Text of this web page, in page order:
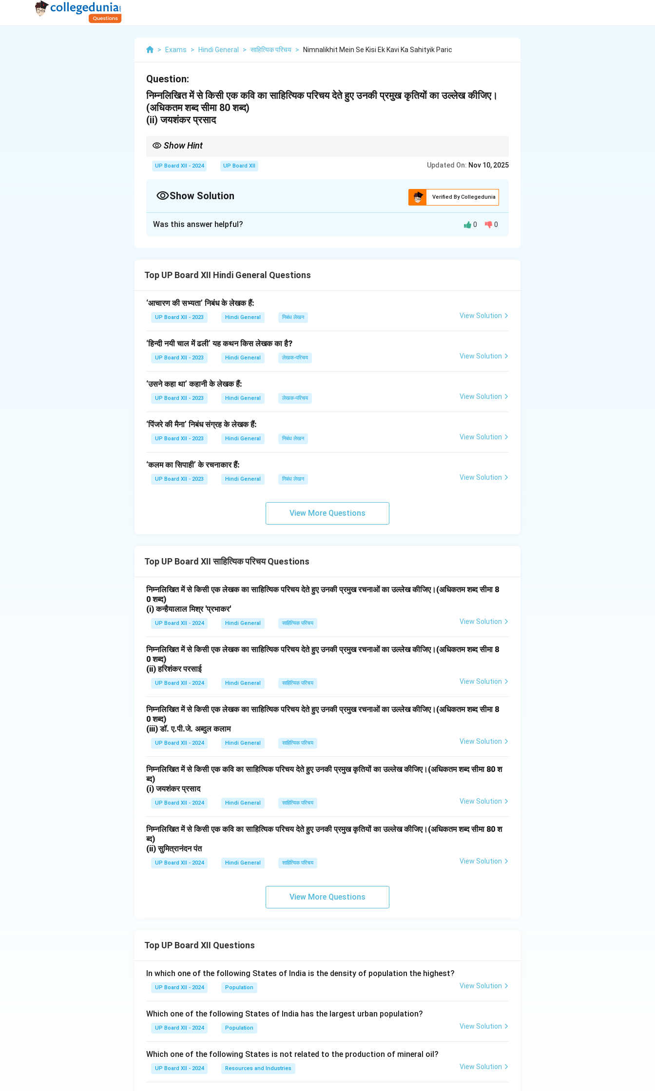
> Exams > Hindi General > साहित्यिक परिचय > Nimnalikhit Mein Se Kisi Ek Kavi Ka Sahityik Paric
Question:
निम्नलिखित में से किसी एक कवि का साहित्यिक परिचय देते हुए उनकी प्रमुख कृतियों का उल्लेख कीजिए।
(अधिकतम शब्द सीमा 80 शब्द)
(ii) जयशंकर प्रसाद
Show Hint
UP Board XII - 2024 UP Board XII Updated On: Nov 10, 2025
Show Solution Verified By Collegedunia
Download Solution in PDF
Was this answer helpful? 0 0
Top UP Board XII Hindi General Questions
‘आचारण की सभ्यता’ निबंध के लेखक हैं:
UP Board XII - 2023 Hindi General निबंध लेखन View Solution
‘हिन्दी नयी चाल में ढली’ यह कथन किस लेखक का है?
UP Board XII - 2023 Hindi General लेखक-परिचय View Solution
‘उसने कहा था’ कहानी के लेखक हैं:
UP Board XII - 2023 Hindi General लेखक-परिचय View Solution
‘पिंजरे की मैना’ निबंध संग्रह के लेखक हैं:
UP Board XII - 2023 Hindi General निबंध लेखन View Solution
‘कलम का सिपाही’ के रचनाकार हैं:
UP Board XII - 2023 Hindi General निबंध लेखन View Solution
View More Questions
Top UP Board XII साहित्यिक परिचय Questions
निम्नलिखित में से किसी एक लेखक का साहित्यिक परिचय देते हुए उनकी प्रमुख रचनाओं का उल्लेख कीजिए।(अधिकतम शब्द सीमा 8
0 शब्द)
(i) कन्हैयालाल मिश्र 'प्रभाकर'
UP Board XII - 2024 Hindi General साहित्यिक परिचय View Solution
निम्नलिखित में से किसी एक लेखक का साहित्यिक परिचय देते हुए उनकी प्रमुख रचनाओं का उल्लेख कीजिए।(अधिकतम शब्द सीमा 8
0 शब्द)
(ii) हरिशंकर परसाई
UP Board XII - 2024 Hindi General साहित्यिक परिचय View Solution
निम्नलिखित में से किसी एक लेखक का साहित्यिक परिचय देते हुए उनकी प्रमुख रचनाओं का उल्लेख कीजिए।(अधिकतम शब्द सीमा 8
0 शब्द)
(iii) डॉ. ए.पी.जे. अब्दुल कलाम
UP Board XII - 2024 Hindi General साहित्यिक परिचय View Solution
निम्नलिखित में से किसी एक कवि का साहित्यिक परिचय देते हुए उनकी प्रमुख कृतियों का उल्लेख कीजिए।(अधिकतम शब्द सीमा 80 श
ब्द)
(i) जयशंकर प्रसाद
UP Board XII - 2024 Hindi General साहित्यिक परिचय View Solution
निम्नलिखित में से किसी एक कवि का साहित्यिक परिचय देते हुए उनकी प्रमुख कृतियों का उल्लेख कीजिए।(अधिकतम शब्द सीमा 80 श
ब्द)
(ii) सुमित्रानंदन पंत
UP Board XII - 2024 Hindi General साहित्यिक परिचय View Solution
View More Questions
Top UP Board XII Questions
In which one of the following States of India is the density of population the highest?
UP Board XII - 2024 Population View Solution
Which one of the following States of India has the largest urban population?
UP Board XII - 2024 Population View Solution
Which one of the following States is not related to the production of mineral oil?
UP Board XII - 2024 Resources and Industries View Solution